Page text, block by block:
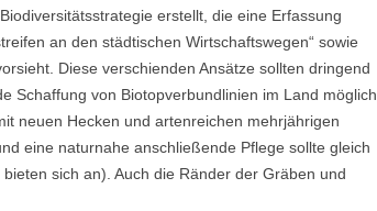
erstellt, die eine Erfassung
an den städtischen Wirtschaftswegen“ sowie
Diese verschienden Ansätze sollten dringend
Schaffung von Biotopverbundlinien im Land möglich
neuen Hecken und artenreichen mehrjährigen
eine naturnahe anschließende Pflege sollte gleich
sich an). Auch die Ränder der Gräben und